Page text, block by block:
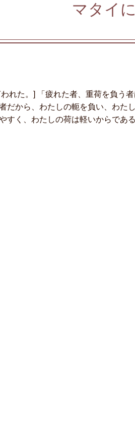
マタイ
れた。] 「疲れた者、重荷を負う
だから、わたしの軛を負い、わた
すく、わたしの荷は軽いからであ